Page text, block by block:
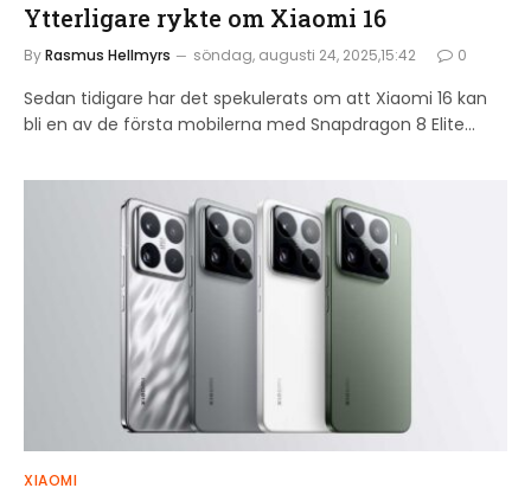
Ytterligare rykte om Xiaomi 16
ByRasmus Hellmyrs söndag, augusti 24, 2025,15:42 0
Sedan tidigare har det spekulerats om att Xiaomi 16 kan
bli en av de första mobilerna med Snapdragon 8 Elite…
XIAOMI